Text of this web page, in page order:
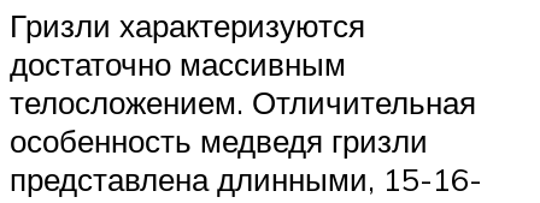
Гризли характеризуются
достаточно массивным
телосложением. Отличительная
особенность медведя гризли
представлена длинными, 15-16-